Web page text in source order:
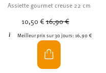
Assiette gourmet creuse 22 cm
10,50 € Price reduced from
16,90 €to
Meilleur prix sur 30 jours: 16,90 €